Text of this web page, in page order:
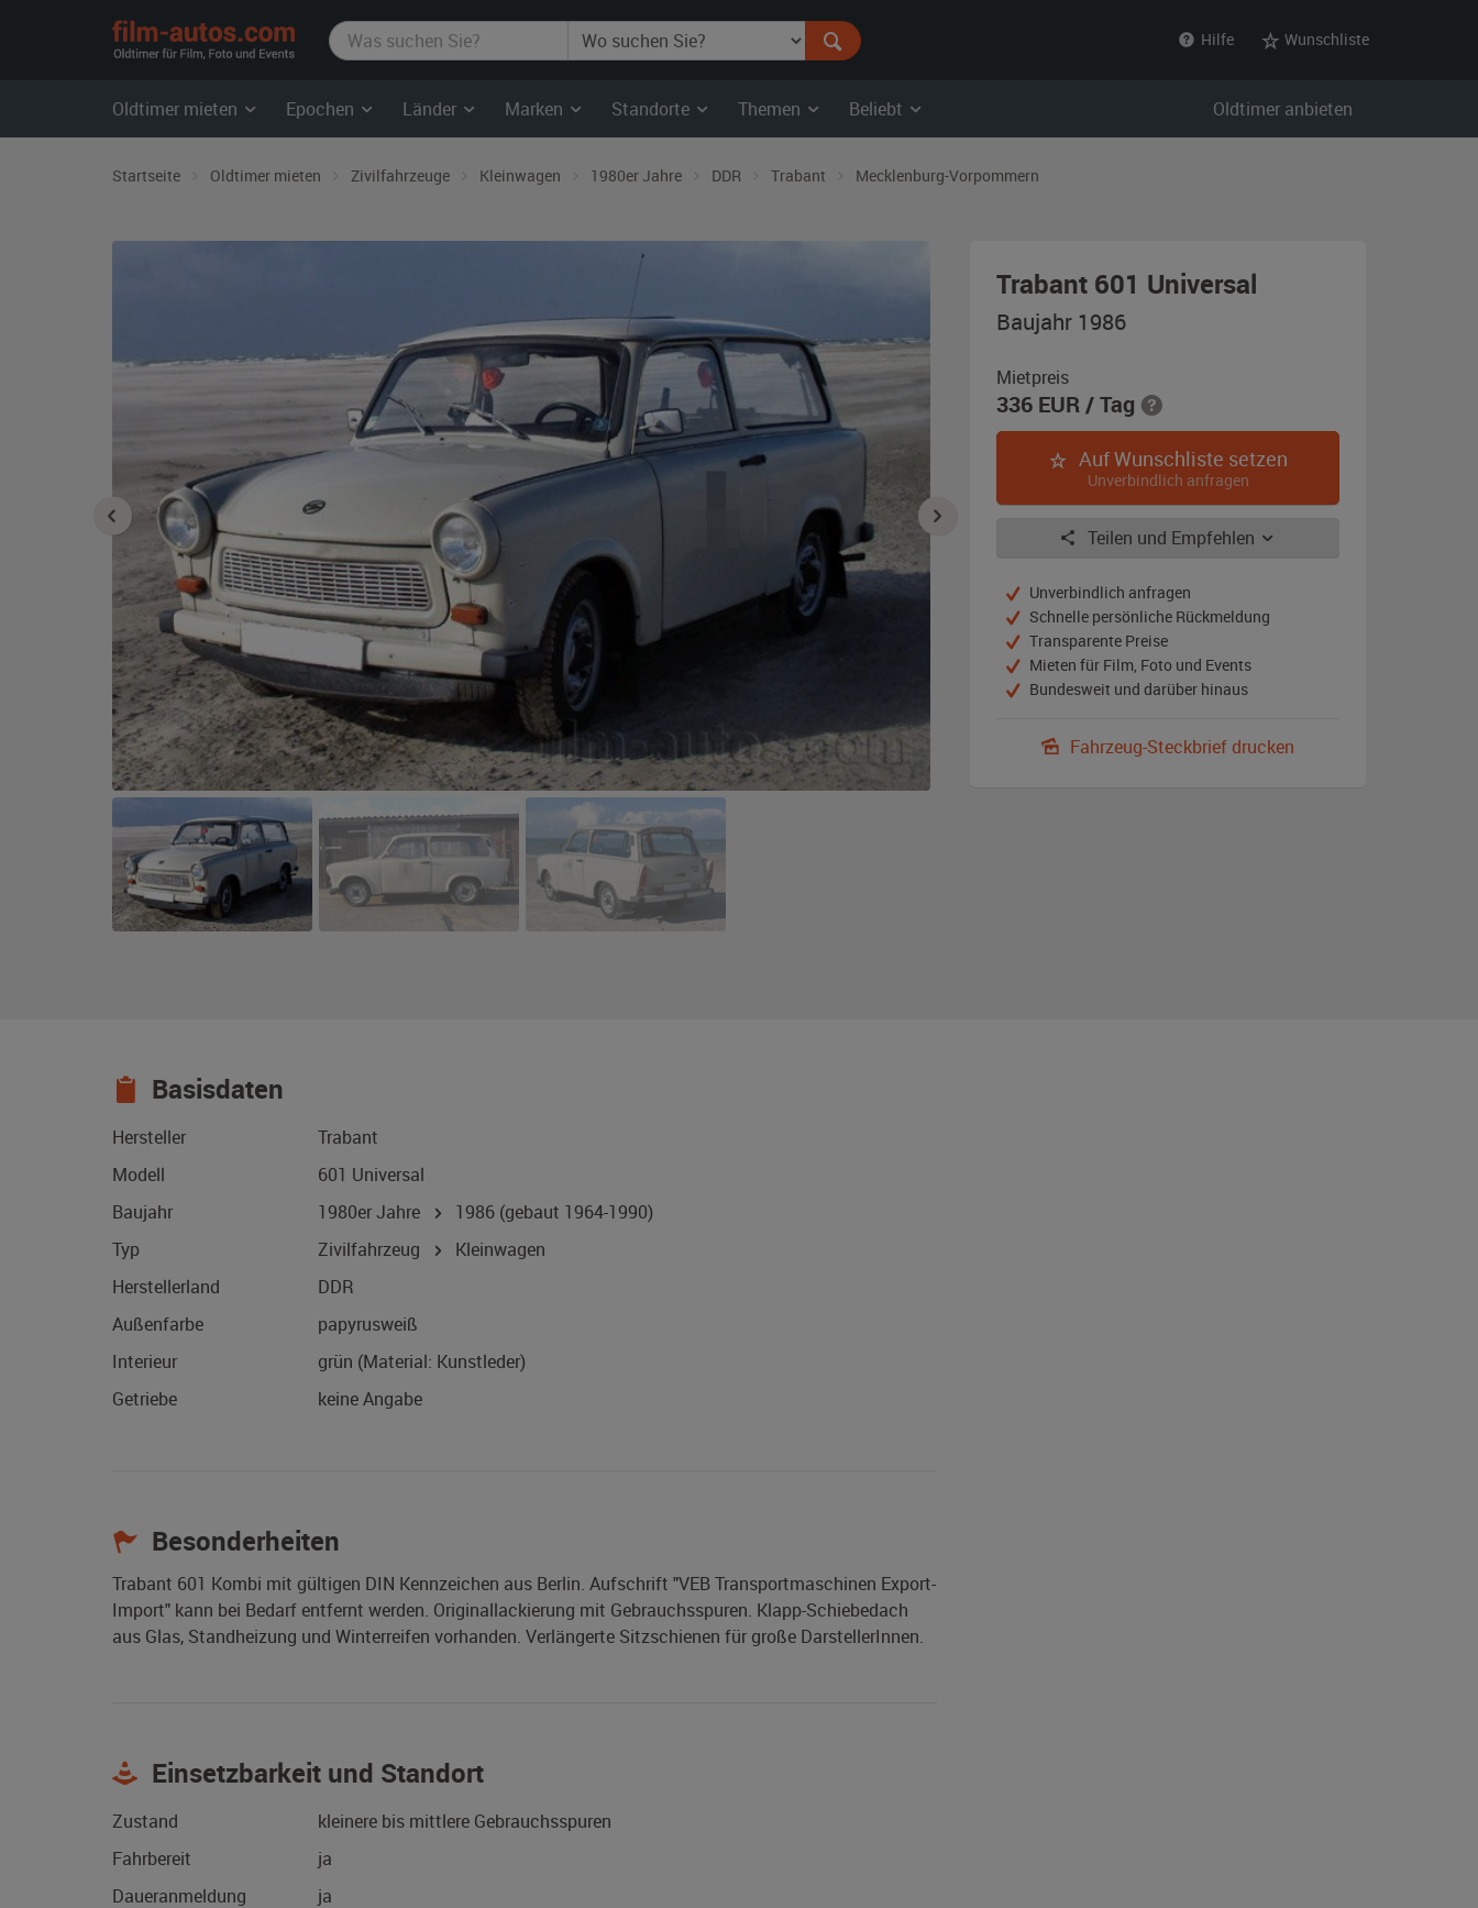
film-
autos.com
Hilfe Wunschliste
Oldtimer mieten Epochen Länder Marken Standorte Themen Beliebt Oldtimer anbieten
Startseite Oldtimer mieten Zivilfahrzeuge Kleinwagen 1980er Jahre DDR Trabant Mecklenburg-Vorpommern
Trabant 601 Universal
Baujahr 1986
Mietpreis
336 EUR/ Tag
Auf Wunschliste setzen
Unverbindlich anfragen
Teilen und Empfehlen
Unverbindlich anfragen
Schnelle persönliche Rückmeldung
Transparente Preise
Mieten für Film, Foto und Events
Bundesweit und darüber hinaus
Fahrzeug-Steckbrief drucken
Basisdaten
Hersteller
Trabant
Modell
601 Universal
Baujahr
1980er Jahre 1986 (gebaut 1964-1990)
Typ
Zivilfahrzeug
Kleinwagen
Herstellerland
DDR
Außenfarbe
papyrusweiß
Interieur
grün (Material: Kunstleder)
Getriebe
keine Angabe
Besonderheiten
Trabant 601 Kombi mit gültigen DIN Kennzeichen aus Berlin. Aufschrift "VEB Transportmaschinen Export-
Import" kann bei Bedarf entfernt werden. Originallackierung mit Gebrauchsspuren. Klapp-Schiebedach
aus Glas, Standheizung und Winterreifen vorhanden. Verlängerte Sitzschienen für große DarstellerInnen.
Einsetzbarkeit und Standort
Zustand
kleinere bis mittlere Gebrauchsspuren
Fahrbereit
ja
Daueranmeldung
ja